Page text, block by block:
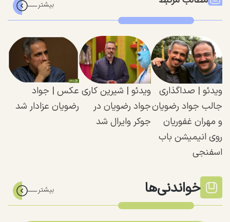
ویدئو | صداگذاری
جالب جواد رضویان
و مهران غفوریان
روی انیمیشن باب
اسفنجی
ویدئو |‌ شیرین کاری
جواد رضویان در
جوکر وایرال شد
عکس | جواد
رضویان عزادار شد
خواندنی‌ها